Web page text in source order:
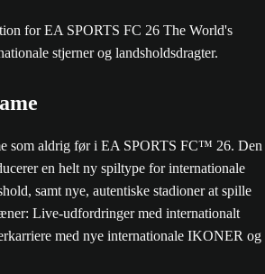
som aldrig før i EA SPORTS FC™ 26. Den
en helt ny spiltype for internationale
samt nye, autentiske stadioner at spille
Live-udfordringer med internationalt
med nye internationale IKONER og